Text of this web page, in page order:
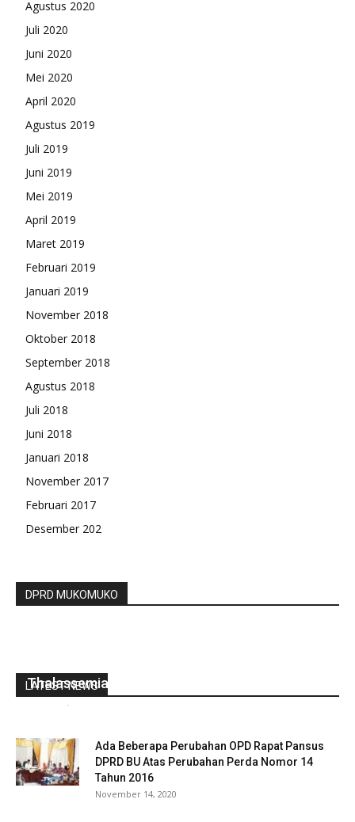
Agustus 2020
Juli 2020
Juni 2020
Mei 2020
April 2020
Agustus 2019
Juli 2019
Juni 2019
Mei 2019
April 2019
Maret 2019
Februari 2019
Januari 2019
November 2018
Oktober 2018
September 2018
Agustus 2018
Juli 2018
Juni 2018
Januari 2018
November 2017
Februari 2017
Desember 202
DPRD MUKOMUKO
LATEST NEWS
Thalassemia
-
Ada Beberapa Perubahan OPD Rapat Pansus
DPRD BU Atas Perubahan Perda Nomor 14
Tahun 2016
November 14, 2020